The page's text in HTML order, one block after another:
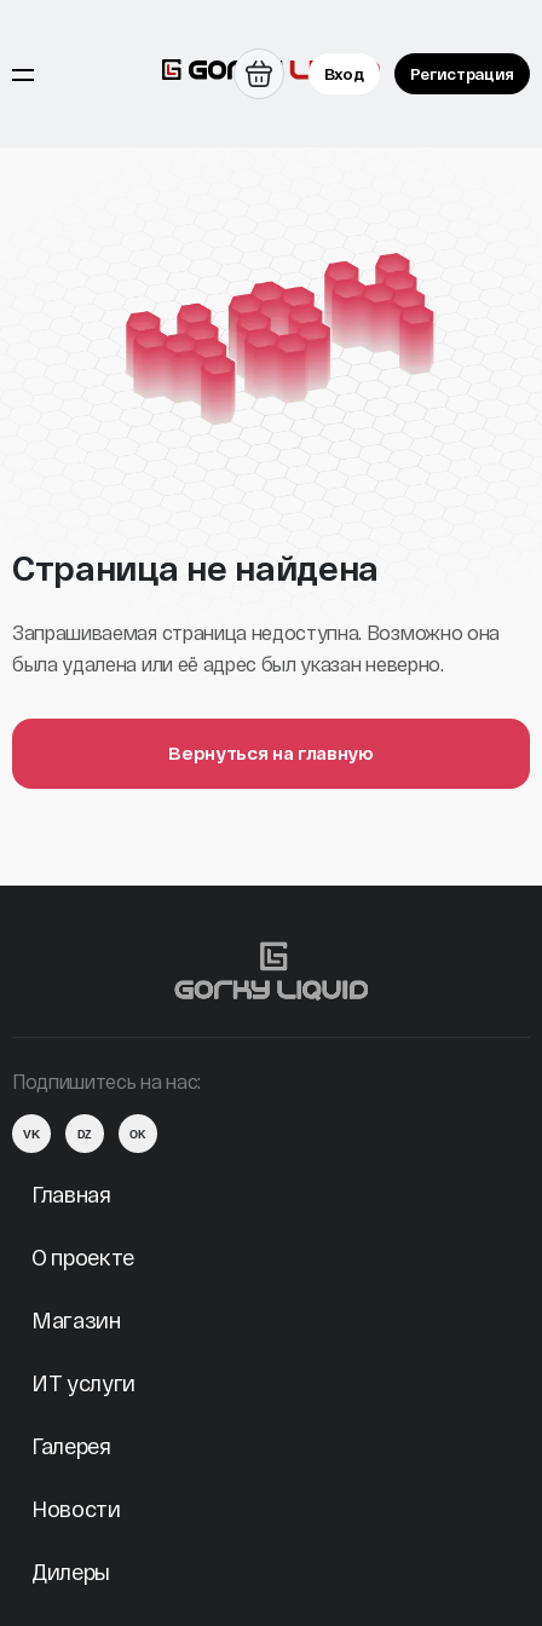
Вход Регистрация
Страница не найдена
Запрашиваемая страница недоступна. Возможно она
была удалена или её адрес был указан неверно.
Вернуться на главную
Подпишитесь на нас:
VK DZ OK
Главная
О проекте
Магазин
ИТ услуги
Галерея
Новости
Дилеры